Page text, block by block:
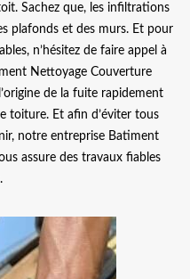
Sachez que, les infiltrations
plafonds et des murs. Et pour
n’hésitez de faire appel à
Nettoyage Couverture
de la fuite rapidement
toiture. Et afin d’éviter tous
notre entreprise Batiment
assure des travaux fiables